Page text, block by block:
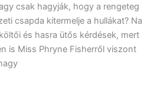
csak hagyják, hogy a rengeteg
csapda kitermelje a hullákat? Na
és hasra ütős kérdések, mert
is Miss Phryne Fisherről viszont